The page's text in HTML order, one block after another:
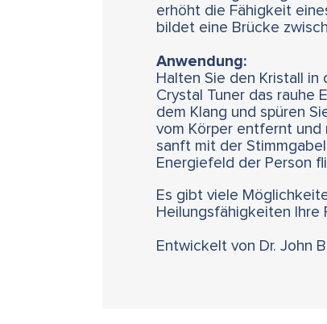
erhöht die Fähigkeit
bildet eine Brücke
Anwendung:
Halten Sie den Kristall
Crystal Tuner das rauhe
dem Klang und spüren
vom Körper entfernt und
sanft mit der
Energiefeld der Person
Es gibt viele
Heilungsfähigkeiten Ihre
Entwickelt von Dr. John